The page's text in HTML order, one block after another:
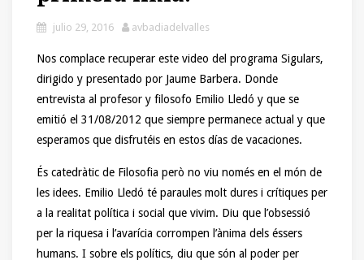
julio 29, 2016 avbadiadelvalles
Nos complace recuperar este video del programa Sigulars,
dirigido y presentado por Jaume Barbera. Donde
entrevista al profesor y filosofo Emilio Lledó y que se
emitió el 31/08/2012 que siempre permanece actual y que
esperamos que disfrutéis en estos días de vacaciones.
És catedràtic de Filosofia però no viu només en el món de
les idees. Emilio Lledó té paraules molt dures i crítiques per
a la realitat política i social que vivim. Diu que l’obsessió
per la riquesa i l’avarícia corrompen l’ànima dels éssers
humans. I sobre els polítics, diu que són al poder per